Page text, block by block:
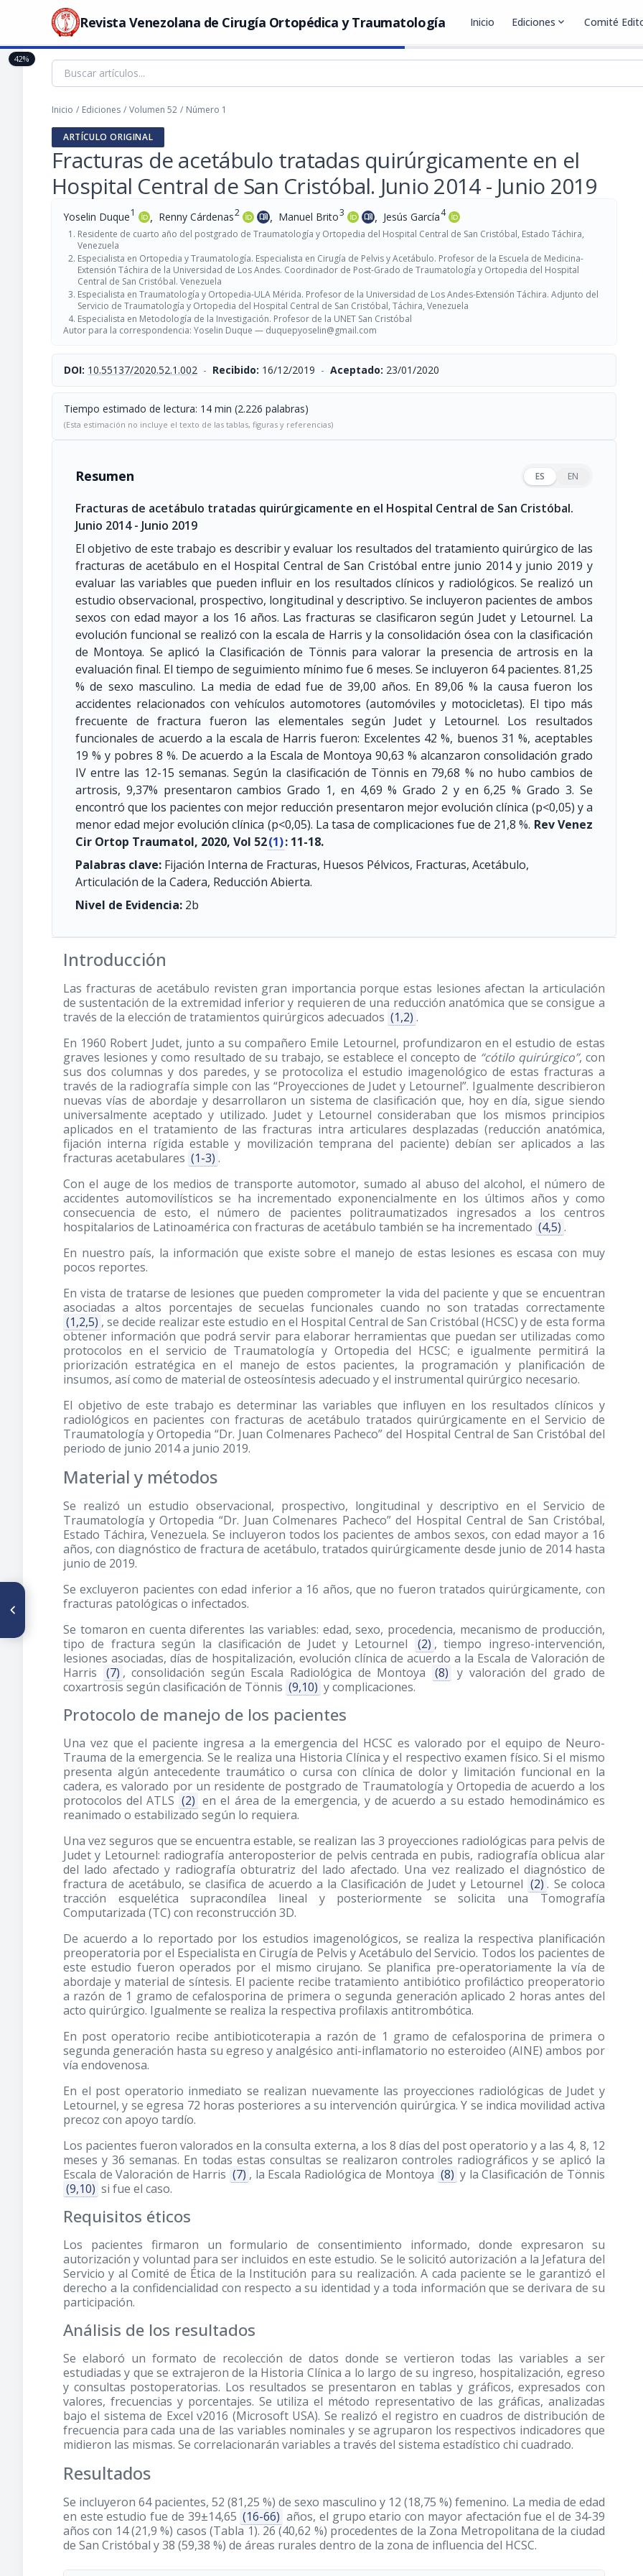
Revista Venezolana de Cirugía Ortopédica y Traumatología Inicio Ediciones expand_more Comité
Inicio / Ediciones / Volumen 52 / Número 1
ARTÍCULO ORIGINAL
Fracturas de acetábulo tratadas quirúrgicamente en el
Hospital Central de San Cristóbal. Junio 2014 - Junio 2019
Yoselin Duque1 , Renny Cárdenas2 menu_book , Manuel Brito3 menu_book , Jesús García4
Residente de cuarto año del postgrado de Traumatología y Ortopedia del Hospital Central de San Cristóbal, Estado Táchira,
Venezuela
Especialista en Ortopedia y Traumatología. Especialista en Cirugía de Pelvis y Acetábulo. Profesor de la Escuela de Medicina-
Extensión Táchira de la Universidad de Los Andes. Coordinador de Post-Grado de Traumatología y Ortopedia del Hospital
Central de San Cristóbal. Venezuela
Especialista en Traumatología y Ortopedia-ULA Mérida. Profesor de la Universidad de Los Andes-Extensión Táchira. Adjunto del
Servicio de Traumatología y Ortopedia del Hospital Central de San Cristóbal, Táchira, Venezuela
Especialista en Metodología de la Investigación. Profesor de la UNET San Cristóbal
Autor para la correspondencia: Yoselin Duque — duquepyoselin@gmail.com
DOI: 10.55137/2020.52.1.002 - Recibido: 16/12/2019 - Aceptado: 23/01/2020
Tiempo estimado de lectura: 14 min (2.226 palabras)
(Esta estimación no incluye el texto de las tablas, figuras y referencias)
Resumen ES EN
Fracturas de acetábulo tratadas quirúrgicamente en el Hospital Central de San Cristóbal.
Junio 2014 - Junio 2019
El objetivo de este trabajo es describir y evaluar los resultados del tratamiento quirúrgico de las
fracturas de acetábulo en el Hospital Central de San Cristóbal entre junio 2014 y junio 2019 y
evaluar las variables que pueden influir en los resultados clínicos y radiológicos. Se realizó un
estudio observacional, prospectivo, longitudinal y descriptivo. Se incluyeron pacientes de ambos
sexos con edad mayor a los 16 años. Las fracturas se clasificaron según Judet y Letournel. La
evolución funcional se realizó con la escala de Harris y la consolidación ósea con la clasificación
de Montoya. Se aplicó la Clasificación de Tönnis para valorar la presencia de artrosis en la
evaluación final. El tiempo de seguimiento mínimo fue 6 meses. Se incluyeron 64 pacientes. 81,25
% de sexo masculino. La media de edad fue de 39,00 años. En 89,06 % la causa fueron los
accidentes relacionados con vehículos automotores (automóviles y motocicletas). El tipo más
frecuente de fractura fueron las elementales según Judet y Letournel. Los resultados
funcionales de acuerdo a la escala de Harris fueron: Excelentes 42 %, buenos 31 %, aceptables
19 % y pobres 8 %. De acuerdo a la Escala de Montoya 90,63 % alcanzaron consolidación grado
IV entre las 12-15 semanas. Según la clasificación de Tönnis en 79,68 % no hubo cambios de
artrosis, 9,37% presentaron cambios Grado 1, en 4,69 % Grado 2 y en 6,25 % Grado 3. Se
encontró que los pacientes con mejor reducción presentaron mejor evolución clínica (p<0,05) y a
menor edad mejor evolución clínica (p<0,05). La tasa de complicaciones fue de 21,8 %. Rev Venez
Cir Ortop Traumatol, 2020, Vol 52(1): 11-18.
Palabras clave: Fijación Interna de Fracturas, Huesos Pélvicos, Fracturas, Acetábulo,
Articulación de la Cadera, Reducción Abierta.
Nivel de Evidencia: 2b
Introducción
Las fracturas de acetábulo revisten gran importancia porque estas lesiones afectan la articulación
de sustentación de la extremidad inferior y requieren de una reducción anatómica que se consigue a
través de la elección de tratamientos quirúrgicos adecuados (1,2) .
En 1960 Robert Judet, junto a su compañero Emile Letournel, profundizaron en el estudio de estas
graves lesiones y como resultado de su trabajo, se establece el concepto de “cótilo quirúrgico”, con
sus dos columnas y dos paredes, y se protocoliza el estudio imagenológico de estas fracturas a
través de la radiografía simple con las “Proyecciones de Judet y Letournel”. Igualmente describieron
nuevas vías de abordaje y desarrollaron un sistema de clasificación que, hoy en día, sigue siendo
universalmente aceptado y utilizado. Judet y Letournel consideraban que los mismos principios
aplicados en el tratamiento de las fracturas intra articulares desplazadas (reducción anatómica,
fijación interna rígida estable y movilización temprana del paciente) debían ser aplicados a las
fracturas acetabulares (1-3) .
Con el auge de los medios de transporte automotor, sumado al abuso del alcohol, el número de
accidentes automovilísticos se ha incrementado exponencialmente en los últimos años y como
consecuencia de esto, el número de pacientes politraumatizados ingresados a los centros
hospitalarios de Latinoamérica con fracturas de acetábulo también se ha incrementado (4,5) .
En nuestro país, la información que existe sobre el manejo de estas lesiones es escasa con muy
pocos reportes.
En vista de tratarse de lesiones que pueden comprometer la vida del paciente y que se encuentran
asociadas a altos porcentajes de secuelas funcionales cuando no son tratadas correctamente
(1,2,5) , se decide realizar este estudio en el Hospital Central de San Cristóbal (HCSC) y de esta forma
obtener información que podrá servir para elaborar herramientas que puedan ser utilizadas como
protocolos en el servicio de Traumatología y Ortopedia del HCSC; e igualmente permitirá la
priorización estratégica en el manejo de estos pacientes, la programación y planificación de
insumos, así como de material de osteosíntesis adecuado y el instrumental quirúrgico necesario.
El objetivo de este trabajo es determinar las variables que influyen en los resultados clínicos y
radiológicos en pacientes con fracturas de acetábulo tratados quirúrgicamente en el Servicio de
Traumatología y Ortopedia “Dr. Juan Colmenares Pacheco” del Hospital Central de San Cristóbal del
periodo de junio 2014 a junio 2019.
Material y métodos
Se realizó un estudio observacional, prospectivo, longitudinal y descriptivo en el Servicio de
Traumatología y Ortopedia “Dr. Juan Colmenares Pacheco” del Hospital Central de San Cristóbal,
Estado Táchira, Venezuela. Se incluyeron todos los pacientes de ambos sexos, con edad mayor a 16
años, con diagnóstico de fractura de acetábulo, tratados quirúrgicamente desde junio de 2014 hasta
junio de 2019.
Se excluyeron pacientes con edad inferior a 16 años, que no fueron tratados quirúrgicamente, con
fracturas patológicas o infectados.
Se tomaron en cuenta diferentes las variables: edad, sexo, procedencia, mecanismo de producción,
tipo de fractura según la clasificación de Judet y Letournel
(2) , tiempo ingreso-intervención,
lesiones asociadas, días de hospitalización, evolución clínica de acuerdo a la Escala de Valoración de
Harris
(7) , consolidación según Escala Radiológica de Montoya (8) y valoración del grado de
coxartrosis según clasificación de Tönnis (9,10) y complicaciones.
Protocolo de manejo de los pacientes
Una vez que el paciente ingresa a la emergencia del HCSC es valorado por el equipo de Neuro-
Trauma de la emergencia. Se le realiza una Historia Clínica y el respectivo examen físico. Si el mismo
presenta algún antecedente traumático o cursa con clínica de dolor y limitación funcional en la
cadera, es valorado por un residente de postgrado de Traumatología y Ortopedia de acuerdo a los
protocolos del ATLS (2) en el área de la emergencia, y de acuerdo a su estado hemodinámico es
reanimado o estabilizado según lo requiera.
Una vez seguros que se encuentra estable, se realizan las 3 proyecciones radiológicas para pelvis de
Judet y Letournel: radiografía anteroposterior de pelvis centrada en pubis, radiografía oblicua alar
del lado afectado y radiografía obturatriz del lado afectado. Una vez realizado el diagnóstico de
fractura de acetábulo, se clasifica de acuerdo a la Clasificación de Judet y Letournel (2) . Se coloca
tracción esquelética supracondílea lineal y posteriormente se solicita una Tomografía
Computarizada (TC) con reconstrucción 3D.
De acuerdo a lo reportado por los estudios imagenológicos, se realiza la respectiva planificación
preoperatoria por el Especialista en Cirugía de Pelvis y Acetábulo del Servicio. Todos los pacientes de
este estudio fueron operados por el mismo cirujano. Se planifica pre-operatoriamente la vía de
abordaje y material de síntesis. El paciente recibe tratamiento antibiótico profiláctico preoperatorio
a razón de 1 gramo de cefalosporina de primera o segunda generación aplicado 2 horas antes del
acto quirúrgico. Igualmente se realiza la respectiva profilaxis antitrombótica.
En post operatorio recibe antibioticoterapia a razón de 1 gramo de cefalosporina de primera o
segunda generación hasta su egreso y analgésico anti-inflamatorio no esteroideo (AINE) ambos por
vía endovenosa.
En el post operatorio inmediato se realizan nuevamente las proyecciones radiológicas de Judet y
Letournel, y se egresa 72 horas posteriores a su intervención quirúrgica. Y se indica movilidad activa
precoz con apoyo tardío.
Los pacientes fueron valorados en la consulta externa, a los 8 días del post operatorio y a las 4, 8, 12
meses y 36 semanas. En todas estas consultas se realizaron controles radiográficos y se aplicó la
Escala de Valoración de Harris (7) , la Escala Radiológica de Montoya (8) y la Clasificación de Tönnis
(9,10) si fue el caso.
Requisitos éticos
Los pacientes firmaron un formulario de consentimiento informado, donde expresaron su
autorización y voluntad para ser incluidos en este estudio. Se le solicitó autorización a la Jefatura del
Servicio y al Comité de Ética de la Institución para su realización. A cada paciente se le garantizó el
derecho a la confidencialidad con respecto a su identidad y a toda información que se derivara de su
participación.
Análisis de los resultados
Se elaboró un formato de recolección de datos donde se vertieron todas las variables a ser
estudiadas y que se extrajeron de la Historia Clínica a lo largo de su ingreso, hospitalización, egreso
y consultas postoperatorias. Los resultados se presentaron en tablas y gráficos, expresados con
valores, frecuencias y porcentajes. Se utiliza el método representativo de las gráficas, analizadas
bajo el sistema de Excel v2016 (Microsoft USA). Se realizó el registro en cuadros de distribución de
frecuencia para cada una de las variables nominales y se agruparon los respectivos indicadores que
midieron las mismas. Se correlacionarán variables a través del sistema estadístico chi cuadrado.
Resultados
Se incluyeron 64 pacientes, 52 (81,25 %) de sexo masculino y 12 (18,75 %) femenino. La media de edad
en este estudio fue de 39±14,65 (16-66) años, el grupo etario con mayor afectación fue el de 34-39
años con 14 (21,9 %) casos (Tabla 1). 26 (40,62 %) procedentes de la Zona Metropolitana de la ciudad
de San Cristóbal y 38 (59,38 %) de áreas rurales dentro de la zona de influencia del HCSC.
42%
ARTÍCULO ANTERIOR
Protocolo de Atención al
19) en el Servicio de
Traumatología y Ortopedia
del Hospital Central de San
Cristóbal